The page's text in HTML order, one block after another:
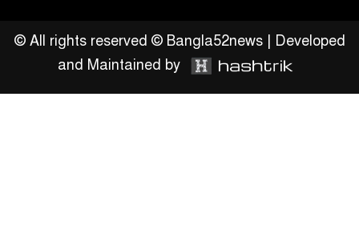
উঠান বৈঠক
© All rights reserved © Bangla52news | Developed
and Maintained by